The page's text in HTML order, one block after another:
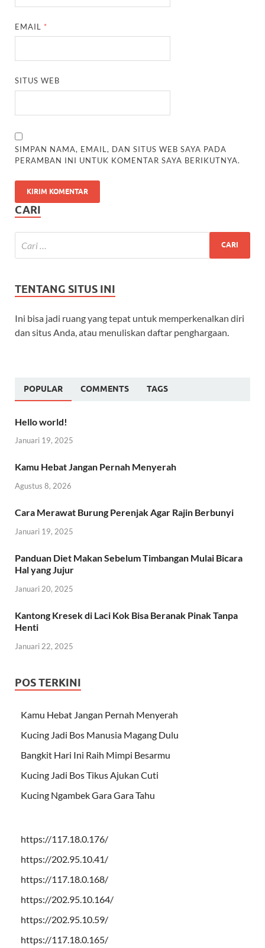
EMAIL *
SITUS WEB
SIMPAN NAMA, EMAIL, DAN SITUS WEB SAYA PADA
PERAMBAN INI UNTUK KOMENTAR SAYA BERIKUTNYA.
CARI
TENTANG SITUS INI
Ini bisa jadi ruang yang tepat untuk memperkenalkan diri
dan situs Anda, atau menuliskan daftar penghargaan.
POPULAR COMMENTS TAGS
Hello world!
Januari 19, 2025
Kamu Hebat Jangan Pernah Menyerah
Agustus 8, 2026
Cara Merawat Burung Perenjak Agar Rajin Berbunyi
Januari 19, 2025
Panduan Diet Makan Sebelum Timbangan Mulai Bicara
Hal yang Jujur
Januari 20, 2025
Kantong Kresek di Laci Kok Bisa Beranak Pinak Tanpa
Henti
Januari 22, 2025
POS TERKINI
Kamu Hebat Jangan Pernah Menyerah
Kucing Jadi Bos Manusia Magang Dulu
Bangkit Hari Ini Raih Mimpi Besarmu
Kucing Jadi Bos Tikus Ajukan Cuti
Kucing Ngambek Gara Gara Tahu
https://117.18.0.176/
https://202.95.10.41/
https://117.18.0.168/
https://202.95.10.164/
https://202.95.10.59/
https://117.18.0.165/